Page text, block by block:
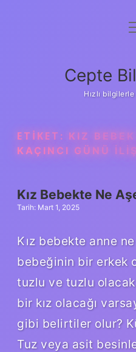
Yasal
Cepte
Hızlı
ETIKET: KIZ
KAÇINCI GÜNÜ
Kız Bebekte Ne
Tarih: Mart 1, 2025
Kız bebekte anne
bebeğinin bir erkek
tuzlu ve tuzlu
bir kız olacağı
gibi belirtiler olur?
Tuz veya asit